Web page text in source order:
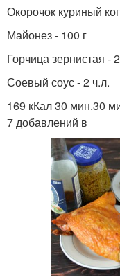
Окорочок куриный
Майонез - 100 г
Горчица зернистая -
Соевый соус - 2 ч.л.
169 кКал 30 мин.30
7 добавлений в